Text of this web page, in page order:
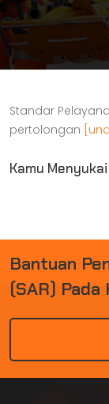
Standar
pertolongan
Kamu
BANTUAN PE
(SAR) PADA